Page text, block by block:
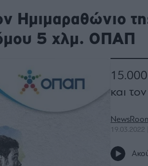
and
opt
is
Ημιμαραθώνιο
5 χλμ. ΟΠΑΠ
15.000
και
19.03.2022